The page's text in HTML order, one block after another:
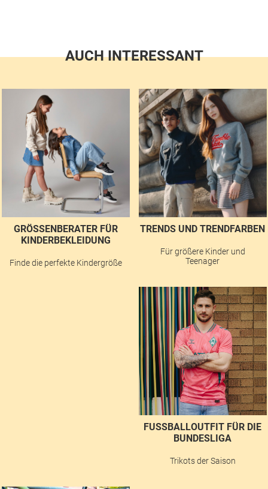
AUCH INTERESSANT
GRÖSSENBERATER FÜR K
INDERBEKLEIDUNG
Finde die perfekte Kindergröße
TRENDS UND TRENDFARBEN
Für größere Kinder und
Teenager
FUSSBALLOUTFIT FÜR DIE B
UNDESLIGA
Trikots der Saison